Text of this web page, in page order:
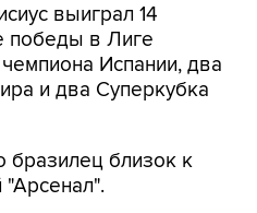
выиграл 14
победы в Лиге
Испании, два
и два Суперкубка
бразилец близок к
"Арсенал".